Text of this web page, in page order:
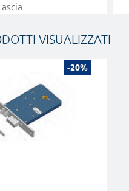
VISUALIZZATI
-20%